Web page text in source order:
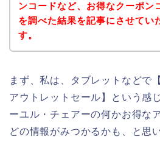
ンコードなど、お得なクーポン
を調べた結果を記事にさせてい
す。
まず、私は、タブレットなどで
アウトレットセール】という感
ーユル・チェアーの何かお得な
どの情報がみつかるかも、と思